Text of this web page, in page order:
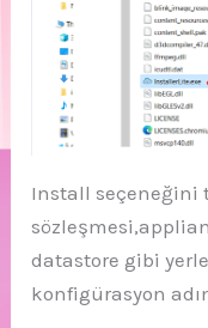
Install seçeneğini
datastore gibi
konfigürasyon